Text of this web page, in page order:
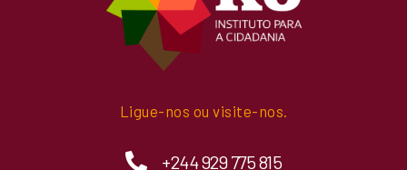
Ligue-nos ou visite-nos.
+244 929 775 815